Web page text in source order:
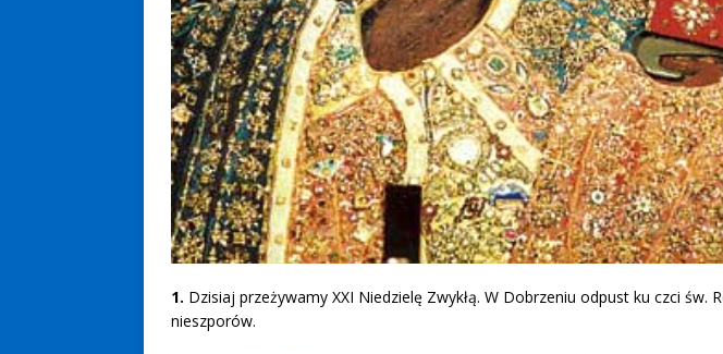
1. Dzisiaj przeżywamy XXI Niedzielę Zwykłą. W Dobrzeniu odpust ku czci św.
nieszporów.